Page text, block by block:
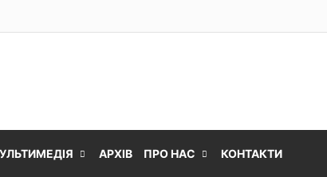
АРХІВ ПРО НАС КОНТАКТИ